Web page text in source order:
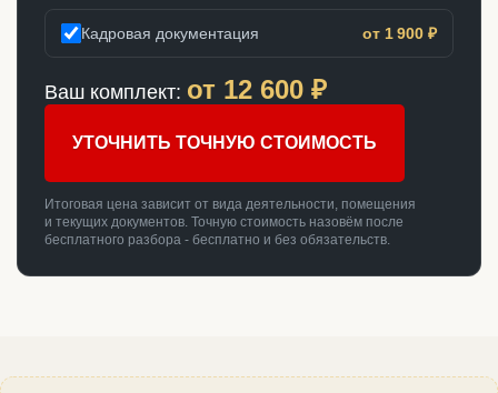
Кадровая документация от 1 900 ₽
Ваш комплект: от 12 600 ₽
УТОЧНИТЬ ТОЧНУЮ СТОИМОСТЬ
Итоговая цена зависит от вида деятельности, помещения
и текущих документов. Точную стоимость назовём после
бесплатного разбора - бесплатно и без обязательств.